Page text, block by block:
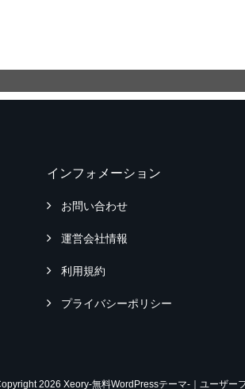
インフォメーション
お問い合わせ
運営会社情報
利用規約
プライバシーポリシー
2026 Xeory-無料WordPressテーマ-｜ユーザー